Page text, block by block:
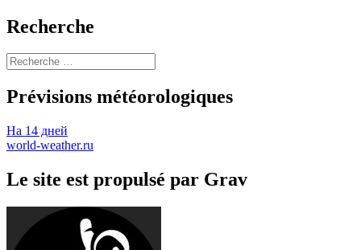
Recherche
Prévisions météorologiques
На 14 дней
world-weather.ru
Le site est propulsé par Grav